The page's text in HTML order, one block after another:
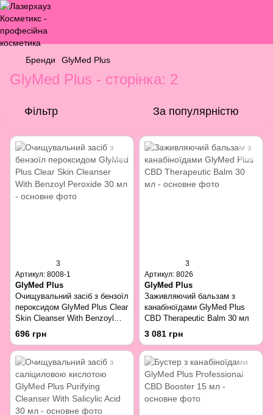
Бренди GlyMed Plus
GlyMed Plus - сторінка: 2
Фільтр За популярністю
3
Артикул: 8008-1
GlyMed Plus
Очищувальний засіб з бензоїл
пероксидом GlyMed Plus Clear
Skin Cleanser With Benzoyl
Peroxide 30 мл
696 грн
3
Артикул: 8026
GlyMed Plus
Заживляючий бальзам з
канабіноїдами GlyMed Plus
CBD Therapeutic Balm 30 мл
3 081 грн